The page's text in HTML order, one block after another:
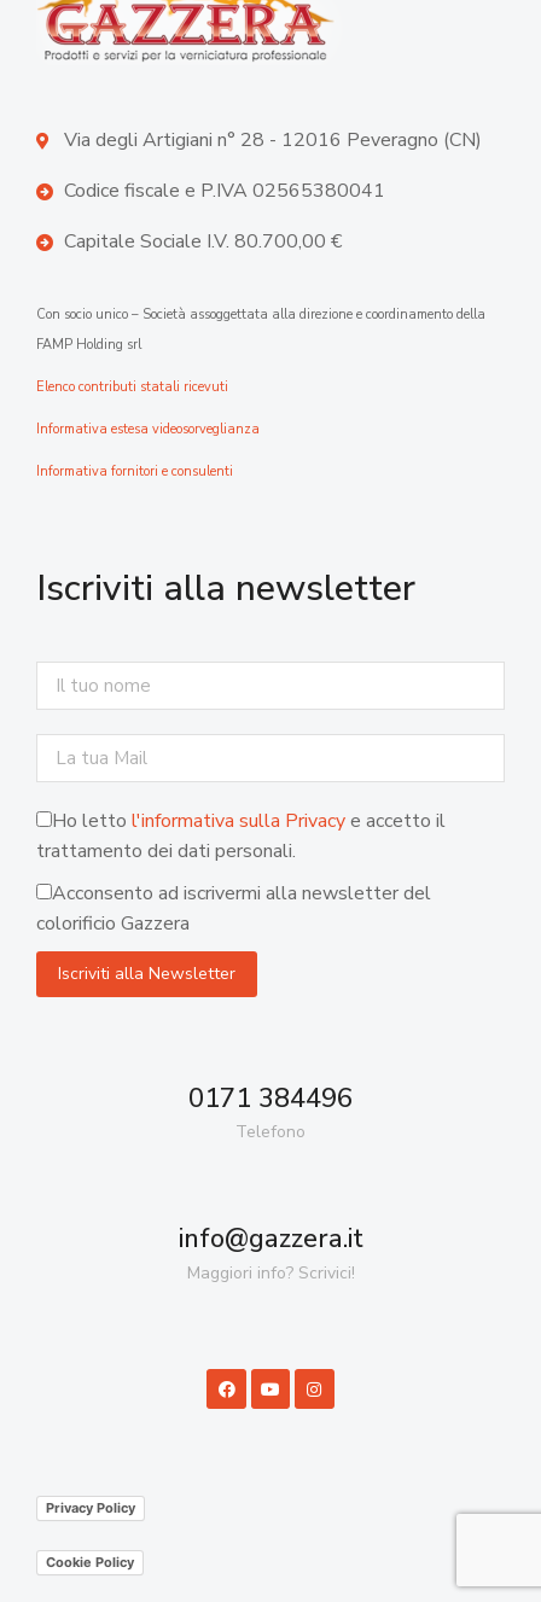
Via degli Artigiani n° 28 - 12016 Peveragno (CN)
Codice fiscale e P.IVA 02565380041
Capitale Sociale I.V. 80.700,00 €
Con socio unico – Società assoggettata alla direzione e coordinamento della
FAMP Holding srl
Elenco contributi statali ricevuti
Informativa estesa videosorveglianza
Informativa fornitori e consulenti
Iscriviti alla newsletter
Ho letto l'informativa sulla Privacye accetto il
trattamento dei dati personali.
Acconsento ad iscrivermi alla newsletter del
colorificio Gazzera
0171 384496
Telefono
info@gazzera.it
Maggiori info? Scrivici!
Privacy Policy
Cookie Policy